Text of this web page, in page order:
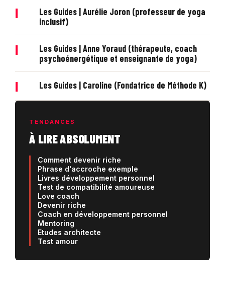
|
Les Guides | Aurélie Joron (professeur de yoga
inclusif)
|
Les Guides | Anne Yoraud (thérapeute, coach
psychoénergétique et enseignante de yoga)
| Les Guides | Caroline (Fondatrice de Méthode K)
TENDANCES
À LIRE ABSOLUMENT
Comment devenir riche
Phrase d'accroche exemple
Livres développement personnel
Test de compatibilité amoureuse
Love coach
Devenir riche
Coach en développement personnel
Mentoring
Etudes architecte
Test amour